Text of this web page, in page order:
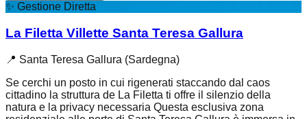
✨ Gestione Diretta
La Filetta Villette Santa Teresa Gallura
📍 Santa Teresa Gallura (Sardegna)
Se cerchi un posto in cui rigenerati staccando dal caos
cittadino la struttura de La Filetta ti offre il silenzio della
natura e la privacy necessaria Questa esclusiva zona